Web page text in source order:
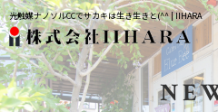
光触媒ナノソルCCでサカキは生き生きと(^^ | IIHARA